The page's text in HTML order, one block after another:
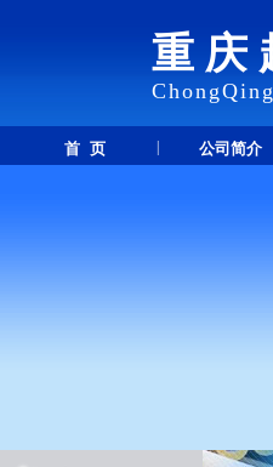
重庆
首 页 公司简介